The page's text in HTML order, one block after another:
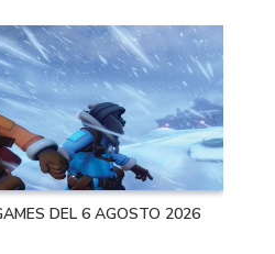
DEL 6 AGOSTO 2026